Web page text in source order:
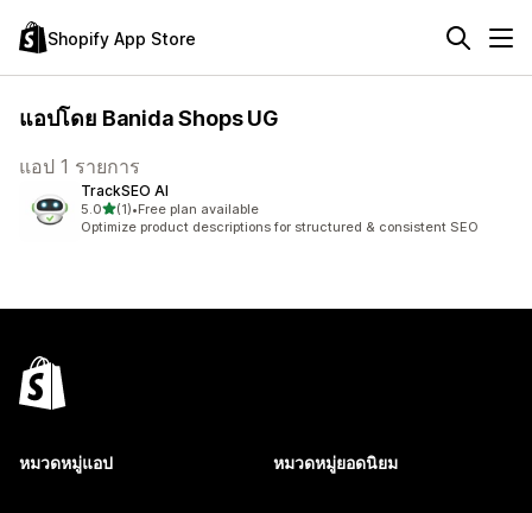
Shopify App Store
แอปโดย Banida Shops UG
แอป 1 รายการ
TrackSEO AI
5.0เต็ม 5 ดาว
(1)
ทั้งหมด 1 รีวิว
•Free plan available
Optimize product descriptions for structured & consistent SEO
หมวดหมู่แอป หมวดหมู่ยอดนิยม